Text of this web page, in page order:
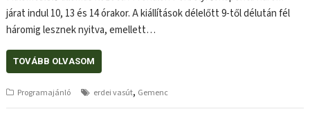
járat indul 10, 13 és 14 órakor. A kiállítások délelőtt 9-től délután fél
háromig lesznek nyitva, emellett…
TOVÁBB OLVASOM
Programajánló erdei vasút, Gemenc